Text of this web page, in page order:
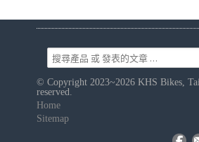
© Copyright 2023~2026 KHS Bikes,
reserved.
Home
Sitemap